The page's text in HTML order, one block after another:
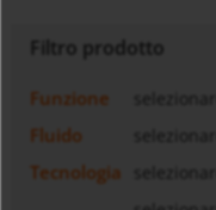
Filtro prodotto
Funzione
Fluido
Tecnologia